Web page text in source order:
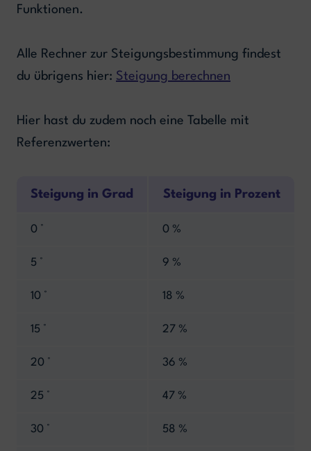
Funktionen.
Alle Rechner zur Steigungsbestimmung findest
du übrigens hier: Steigung berechnen
Hier hast du zudem noch eine Tabelle mit
Referenzwerten:
Steigung in Grad Steigung in Prozent
0 ° 0 %
5 ° 9 %
10 ° 18 %
15 ° 27 %
20 ° 36 %
25 ° 47 %
30 ° 58 %